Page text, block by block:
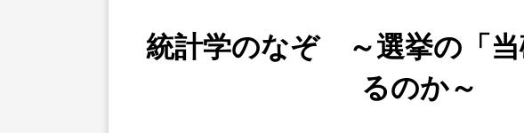
統計学のなぞ ～選挙の「当
るのか～